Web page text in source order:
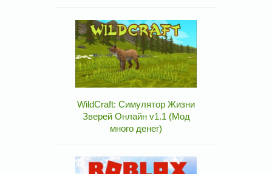
WildCraft: Симулятор Жизни
Зверей Онлайн v1.1 (Мод
много денег)